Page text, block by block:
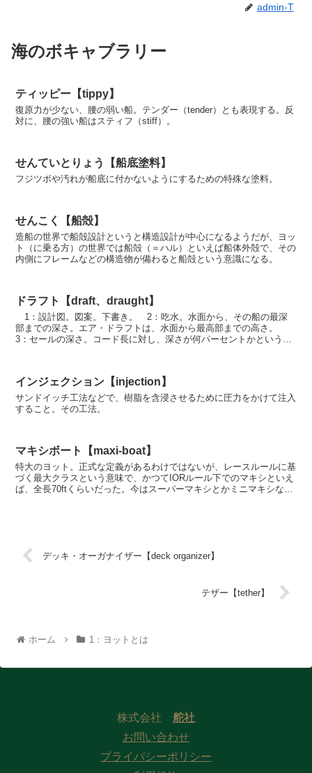
admin-T
海のボキャブラリー
ティッピー【tippy】
復原力が少ない、腰の弱い船。テンダー（tender）とも表現する。反
対に、腰の強い船はスティフ（stiff）。
せんていとりょう【船底塗料】
フジツボや汚れが船底に付かないようにするための特殊な塗料。
せんこく【船殻】
造船の世界で船殻設計というと構造設計が中心になるようだが、ヨッ
ト（に乗る方）の世界では船殻（＝ハル）といえば船体外殻で、その
内側にフレームなどの構造物が備わると船殻という意識になる。
ドラフト【draft、draught】
1：設計図。図案。下書き。 2：吃水。水面から、その船の最深
部までの深さ。エア・ドラフトは、水面から最高部までの高さ。
3：セールの深さ。コード長に対し、深さが何パーセントかという数
インジェクション【injection】
サンドイッチ工法などで、樹脂を含浸させるために圧力をかけて注入
すること。その工法。
マキシボート【maxi-boat】
特大のヨット。正式な定義があるわけではないが、レースルールに基
づく最大クラスという意味で、かつてIORルール下でのマキシといえ
ば、全長70ftくらいだった。今はスーパーマキシとかミニマキシなど
デッキ・オーガナイザー【deck organizer】
テザー【tether】
ホーム 1：ヨットとは
株式会社 舵社
お問い合わせ
プライバシーポリシー